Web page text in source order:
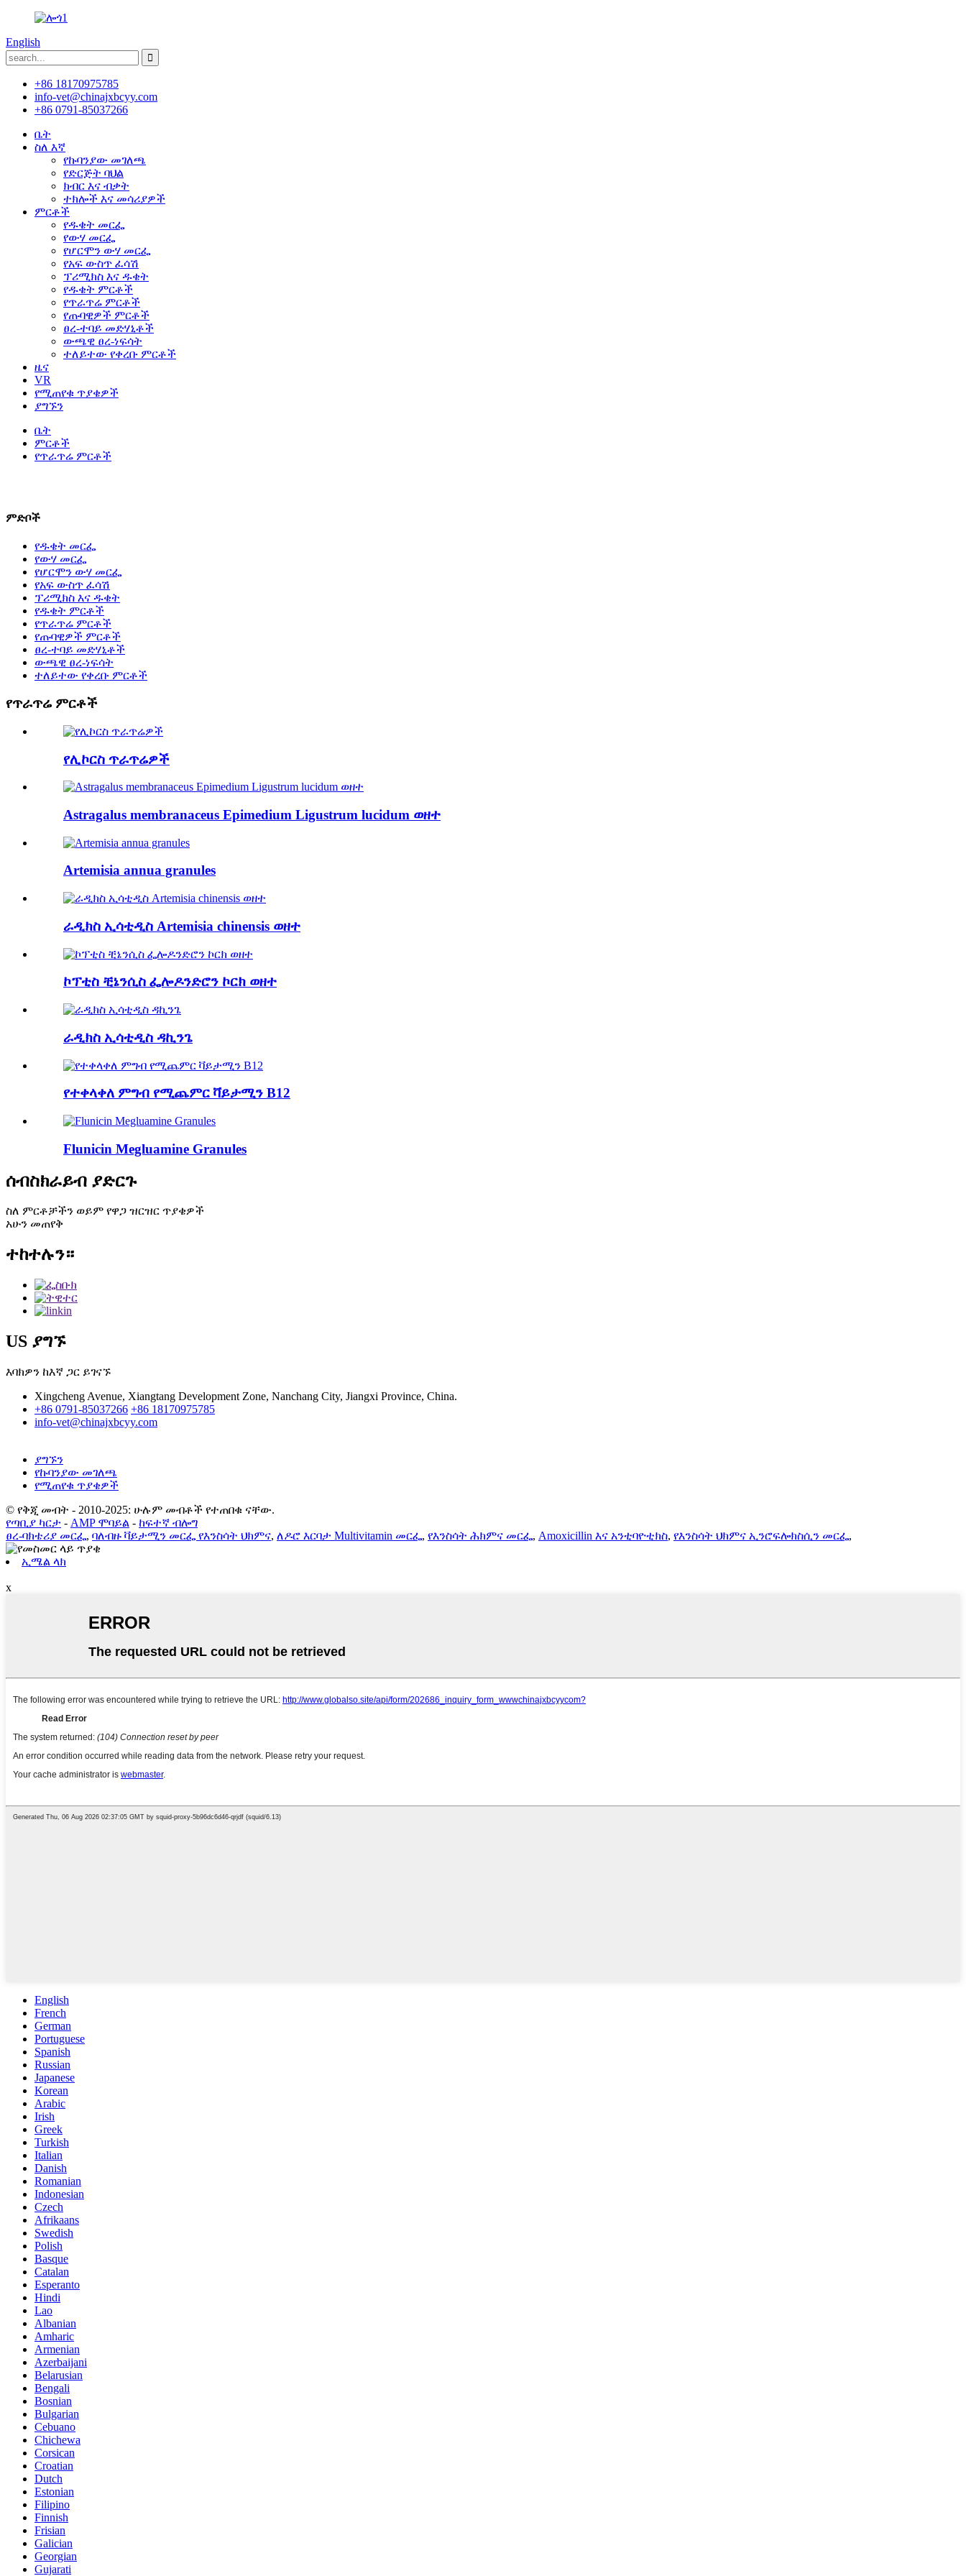
English
+86 18170975785
info-vet@chinajxbcyy.com
+86 0791-85037266
ቤት
ስለ እኛ
የኩባንያው መገለጫ
የድርጅት ባህል
ክብር እና ብቃት
ተክሎች እና መሳሪያዎች
ምርቶች
የዱቄት መርፌ
የውሃ መርፌ
የሆርሞን ውሃ መርፌ
የአፍ ውስጥ ፈሳሽ
ፕሪሚክስ እና ዱቄት
የዱቄት ምርቶች
የጥራጥሬ ምርቶች
የጡባዊዎች ምርቶች
ፀረ-ተባይ መድሃኒቶች
ውጫዊ ፀረ-ነፍሳት
ተለይተው የቀረቡ ምርቶች
ዜና
VR
የሚጠየቁ ጥያቄዎች
ያግኙን
ቤት
ምርቶች
የጥራጥሬ ምርቶች
ምድቦች
የዱቄት መርፌ
የውሃ መርፌ
የሆርሞን ውሃ መርፌ
የአፍ ውስጥ ፈሳሽ
ፕሪሚክስ እና ዱቄት
የዱቄት ምርቶች
የጥራጥሬ ምርቶች
የጡባዊዎች ምርቶች
ፀረ-ተባይ መድሃኒቶች
ውጫዊ ፀረ-ነፍሳት
ተለይተው የቀረቡ ምርቶች
የጥራጥሬ ምርቶች
የሊኮርስ ጥራጥሬዎች
Astragalus membranaceus Epimedium Ligustrum lucidum ወዘተ
Artemisia annua granules
ራዲክስ ኢሳቲዲስ Artemisia chinensis ወዘተ
ኮፕቲስ ቺኔንሲስ ፌሎዶንድሮን ኮርክ ወዘተ
ራዲክስ ኢሳቲዲስ ዳኪንጌ
የተቀላቀለ ምግብ የሚጨምር ቫይታሚን B12
Flunicin Megluamine Granules
ሰብስክራይብ ያድርጉ
ስለ ምርቶቻችን ወይም የዋጋ ዝርዝር ጥያቄዎች
አሁን መጠየቅ
ተከተሉን።
US ያግኙ
እባክዎን ከእኛ ጋር ይገናኙ
Xingcheng Avenue, Xiangtang Development Zone, Nanchang City, Jiangxi Province, China.
+86 0791-85037266 +86 18170975785
info-vet@chinajxbcyy.com
ያግኙን
የኩባንያው መገለጫ
የሚጠየቁ ጥያቄዎች
© የቅጂ መብት - 2010-2025: ሁሉም መብቶች የተጠበቁ ናቸው.
የጣቢያ ካርታ - AMP ሞባይል - ከፍተኛ ብሎግ
ፀረ-ባክቴሪያ መርፌ, ባለብዙ ቫይታሚን መርፌ የእንስሳት ህክምና, ለዶሮ እርባታ Multivitamin መርፌ, የእንስሳት ሕክምና መርፌ, Amoxicillin እና አንቲባዮቲክስ, የእንስሳት ህክምና ኢንሮፍሎክስሲን መርፌ,
ኢሜል ላክ
x
English
French
German
Portuguese
Spanish
Russian
Japanese
Korean
Arabic
Irish
Greek
Turkish
Italian
Danish
Romanian
Indonesian
Czech
Afrikaans
Swedish
Polish
Basque
Catalan
Esperanto
Hindi
Lao
Albanian
Amharic
Armenian
Azerbaijani
Belarusian
Bengali
Bosnian
Bulgarian
Cebuano
Chichewa
Corsican
Croatian
Dutch
Estonian
Filipino
Finnish
Frisian
Galician
Georgian
Gujarati